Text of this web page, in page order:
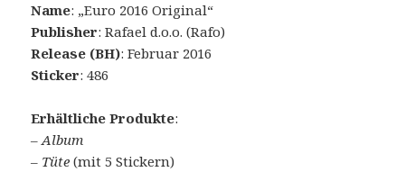
Name: „Euro 2016 Original“
Publisher: Rafael d.o.o. (Rafo)
Release (BH): Februar 2016
Sticker: 486
Erhältliche Produkte:
–Album
– Tüte (mit 5 Stickern)